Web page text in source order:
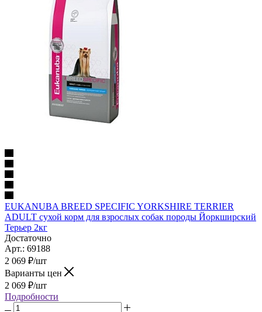
EUKANUBA BREED SPECIFIC YORKSHIRE TERRIER
ADULT сухой корм для взрослых собак породы Йоркширский
Терьер 2кг
Достаточно
Арт.: 69188
2 069 ₽/шт
Варианты цен
2 069 ₽/шт
Подробности